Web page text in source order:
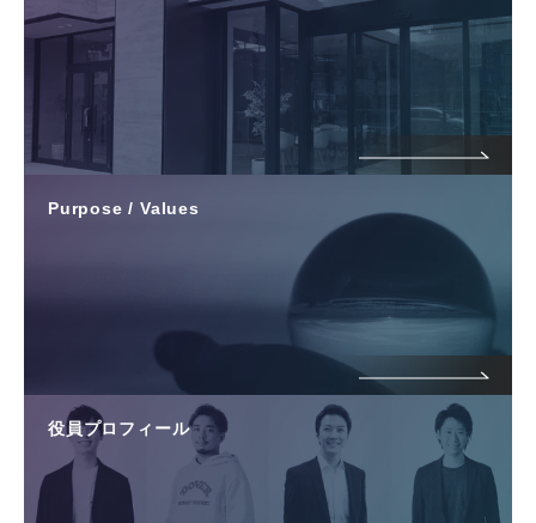
Purpose / Values
役員プロフィール